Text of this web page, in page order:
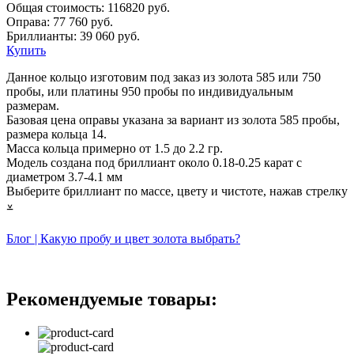
Общая стоимость: 116820 руб.
Оправа: 77 760 руб.
Бриллианты: 39 060 руб.
Купить
Данное кольцо изготовим под заказ из золота 585 или 750
пробы, или платины 950 пробы по индивидуальным
размерам.
Базовая цена оправы указана за вариант из золота 585 пробы,
размера кольца 14.
Масса кольца примерно от 1.5 до 2.2 гр.
Модель создана под бриллиант около 0.18-0.25 карат с
диаметром 3.7-4.1 мм
Выберите бриллиант по массе, цвету и чистоте, нажав стрелку
⩡
Блог | Какую пробу и цвет золота выбрать?
Рекомендуемые товары: